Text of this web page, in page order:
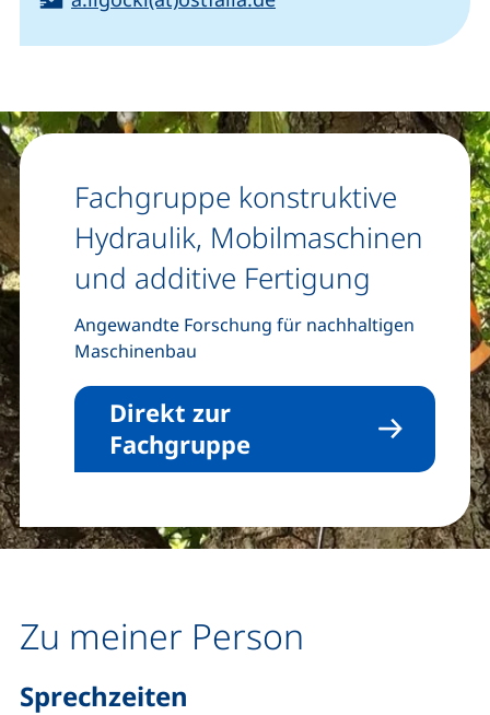
Fachgruppe konstruktive
Hydraulik, Mobilmaschinen
und additive Fertigung
Angewandte Forschung für nachhaltigen
Maschinenbau
Direkt zur
Fachgruppe
Zu meiner Person
Sprechzeiten